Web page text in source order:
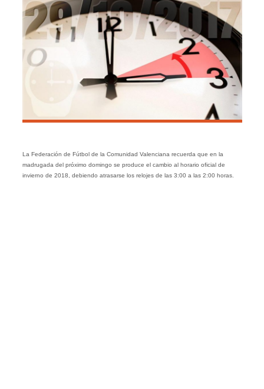
La Federación de Fútbol de la Comunidad Valenciana recuerda que en la
madrugada del próximo domingo se produce el cambio al horario oficial de
invierno de 2018, debiendo atrasarse los relojes de las 3:00 a las 2:00 horas.